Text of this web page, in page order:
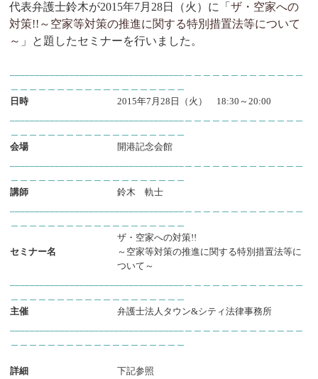
代表弁護士鈴木が2015年7月28日（火）に「ザ・空家への
対策!!～空家等対策の推進に関する特別措置法等について
～ 」と題したセミナーを行いました。
日時
2015年7月28日（ 火 ） 18:30～20:00
会場
開港記念会館
講師
鈴木 軌士
セミナー名
ザ・空家への対策!!
～空家等対策の推進に関する特別措置法等に
ついて～
主催
弁護士法人タウン&シティ法律事務所
詳細
下記参照